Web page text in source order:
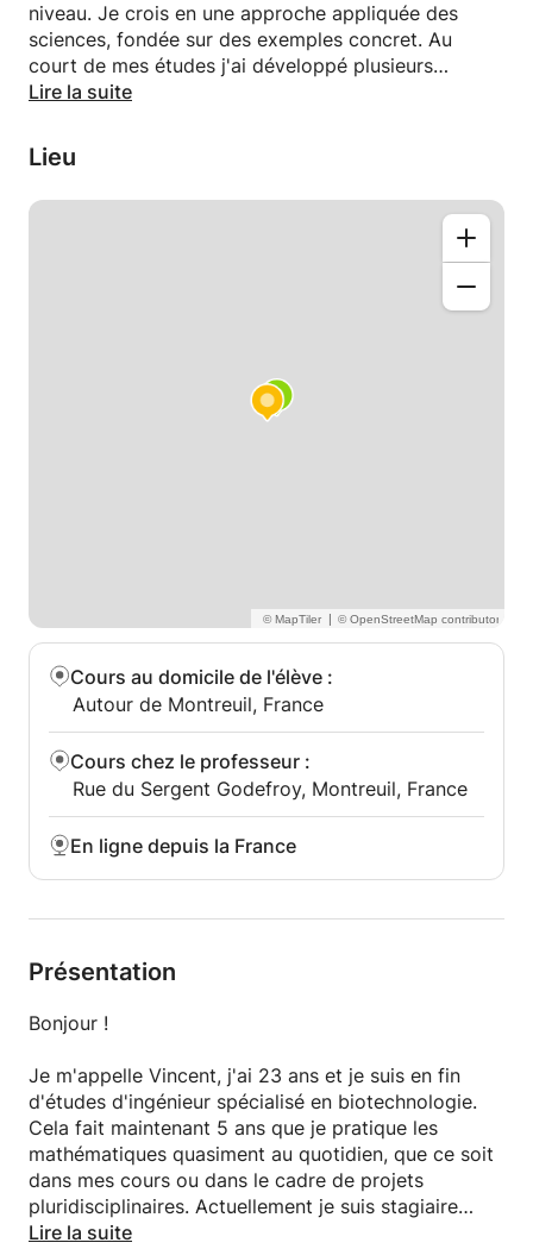
niveau. Je crois en une approche appliquée des
sciences, fondée sur des exemples concret. Au
court de mes études j'ai développé plusieurs
stratégies et astuces pour progresser plus vite et
programme du baccalauréat ainsi que les premières
années de license. Les cours seront adaptés en
fonction de votre programme. Si le temps le permet,
applications des maths dans d'autres domaines qui
Lire la suite
Lieu
|
Cours au domicile de l'élève :
Autour de Montreuil, France
Cours chez le professeur :
Rue du Sergent Godefroy, Montreuil, France
En ligne depuis la France
Présentation
Bonjour !
Je m'appelle Vincent, j'ai 23 ans et je suis en fin
d'études d'ingénieur spécialisé en biotechnologie.
Cela fait maintenant 5 ans que je pratique les
mathématiques quasiment au quotidien, que ce soit
dans mes cours ou dans le cadre de projets
pluridisciplinaires. Actuellement je suis stagiaire
dans une startup. J'ai déjà assisté des élèves en
Lire la suite